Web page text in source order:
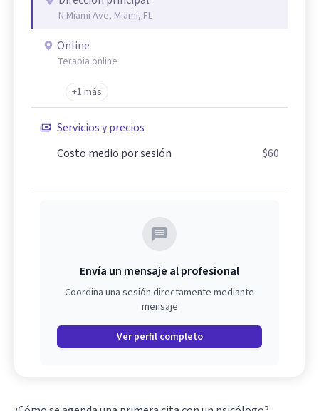
N Miami Ave, Miami, FL
Online
Terapia online
+1 más
Servicios y precios
Costo medio por sesión
$60
Envía un mensaje al profesional
Coordina una sesión directamente mediante
mensaje
Ver perfil completo